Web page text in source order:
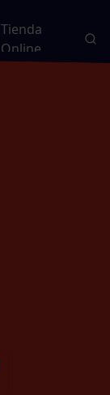
Tienda
Online